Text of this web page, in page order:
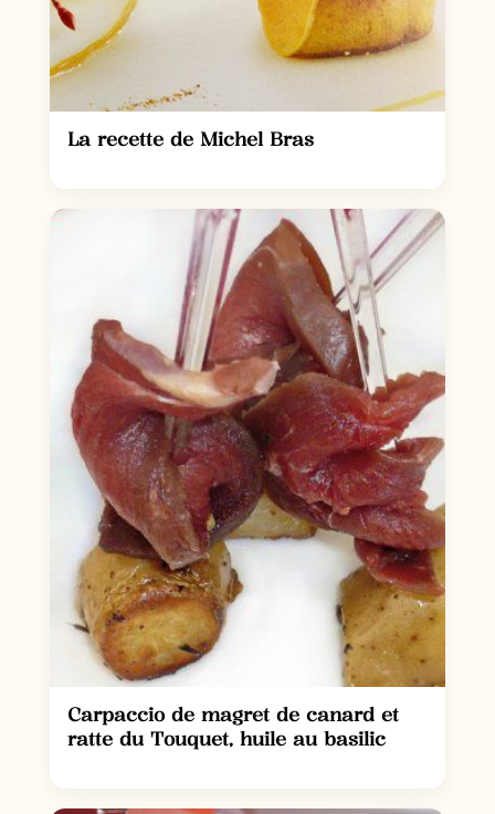
La recette de Michel Bras
Carpaccio de magret de canard et
ratte du Touquet, huile au basilic